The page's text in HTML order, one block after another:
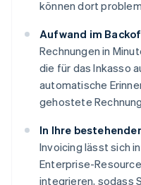
können dort
Aufwand im
Rechnungen in
die für das Inkasso
automatische
gehostete
In Ihre
Invoicing lässt sich
Enterprise-
integrieren, sodass